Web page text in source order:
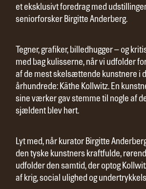
et eksklusivt foredrag med
seniorforsker Birgitte Anderberg.
Tegner, grafiker, billedhugger – og
med bag kulisserne, når vi udfolder
af de mest skelsættende kunstnere i
århundrede: Käthe Kollwitz. En
sine værker gav stemme til nogle af
sjældent blev hørt.
Lyt med, når kurator Birgitte
den tyske kunstners kraftfulde,
udfolder den samtid, der optog
af krig, social ulighed og